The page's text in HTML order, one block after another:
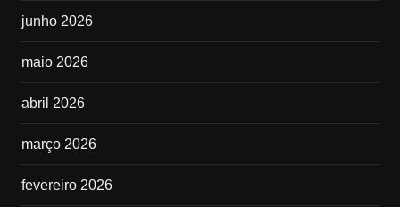
junho 2026
maio 2026
abril 2026
março 2026
fevereiro 2026